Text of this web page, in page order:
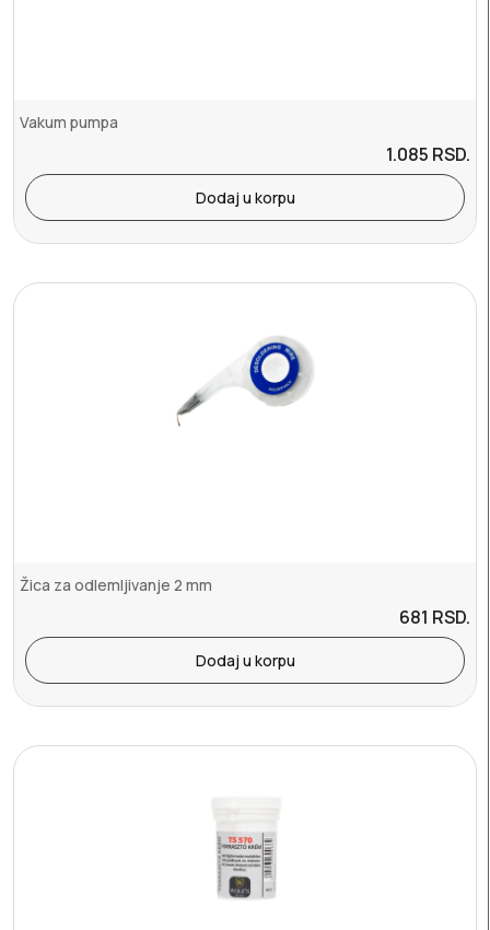
Vakum pumpa
1.085 RSD.
Dodaj u korpu
Žica za odlemljivanje 2 mm
681 RSD.
Dodaj u korpu